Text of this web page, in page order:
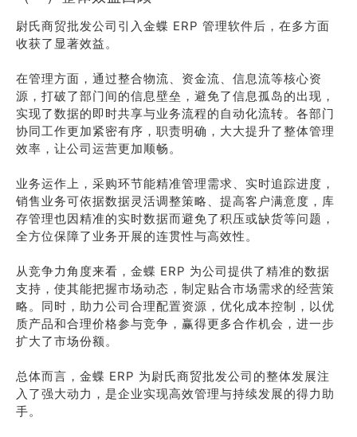
尉氏商贸批发公司引入金蝶 ERP 管理软件后，在多方面
收获了显著效益。
在管理方面，通过整合物流、资金流、信息流等核心资
源，打破了部门间的信息壁垒，避免了信息孤岛的出现，
实现了数据的即时共享与业务流程的自动化流转。各部门
协同工作更加紧密有序，职责明确，大大提升了整体管理
效率，让公司运营更加顺畅。
业务运作上，采购环节能精准管理需求、实时追踪进度，
销售业务可依据数据灵活调整策略、提高客户满意度，库
存管理也因精准的实时数据而避免了积压或缺货等问题，
全方位保障了业务开展的连贯性与高效性。
从竞争力角度来看，金蝶 ERP 为公司提供了精准的数据
支持，使其能把握市场动态，制定贴合市场需求的经营策
略。同时，助力公司合理配置资源，优化成本控制，以优
质产品和合理价格参与竞争，赢得更多合作机会，进一步
扩大了市场份额。
总体而言，金蝶 ERP 为尉氏商贸批发公司的整体发展注
入了强大动力，是企业实现高效管理与持续发展的得力助
手。